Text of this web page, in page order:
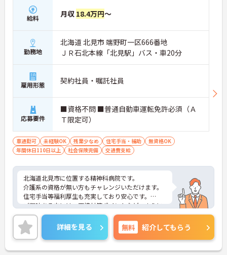
給料 月収 18.4万円～
勤務地
北海道 北見市 端野町一区666番地
ＪＲ石北本線「北見駅」バス・車20分
雇用形態 契約社員・嘱託社員
応募要件
■資格不問 ■普通自動車運転免許必須（Ａ
Ｔ限定可）
車通勤可 未経験OK 残業少なめ 住宅手当・補助
無資格OK
年間休日110日以上
社会保険完備 交通費支給
北海道北見市に位置する精神科病院です。
介護系の資格が無い方もチャレンジいただけます。
住宅手当等福利厚生も充実しており安心です。
ご興味ある方には、面接対策ポイントなど、さらに
詳細をお話しいたしますのでお気軽にご相談くださ
い！
詳細を見る 無料 紹介してもらう